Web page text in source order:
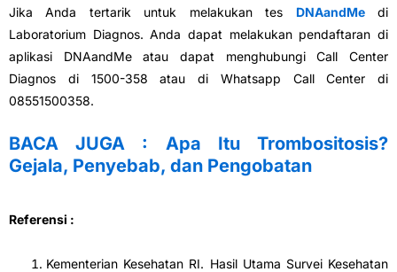
Jika Anda tertarik untuk melakukan tes DNAandMedi
Laboratorium Diagnos. Anda dapat melakukan pendaftaran di
aplikasi DNAandMe atau dapat menghubungi Call Center
Diagnos di 1500-358 atau di Whatsapp Call Center di
08551500358.
BACA JUGA : Apa Itu Trombositosis?
Gejala, Penyebab, dan Pengobatan
Referensi :
Kementerian Kesehatan RI. Hasil Utama Survei Kesehatan